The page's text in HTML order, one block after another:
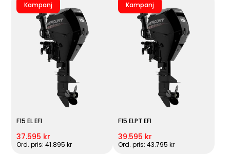
Kampanj
F15 EL EFI
37.595 kr
Ord. pris: 41.895 kr
Kampanj
F15 ELPT EFI
39.595 kr
Ord. pris: 43.795 kr